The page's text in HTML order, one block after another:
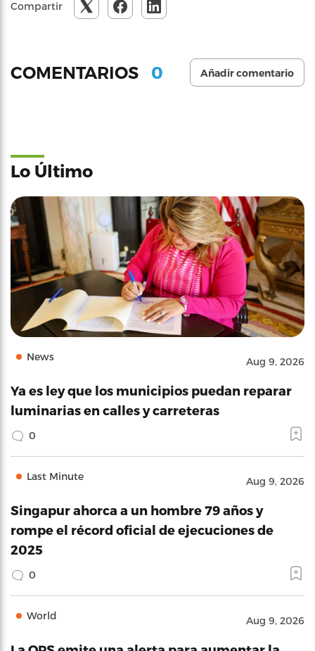
Compartir
COMENTARIOS 0 Añadir comentario
Lo Último
News Aug 9, 2026
Ya es ley que los municipios puedan reparar
luminarias en calles y carreteras
0
Last Minute Aug 9, 2026
Singapur ahorca a un hombre 79 años y
rompe el récord oficial de ejecuciones de
2025
0
World Aug 9, 2026